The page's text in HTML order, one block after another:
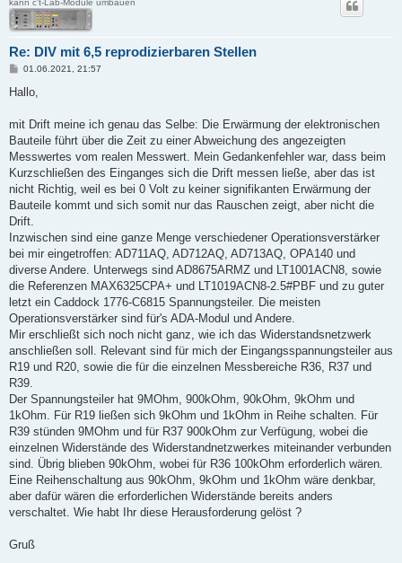
Re: DIV mit 6,5 reprodizierbaren Stellen
B
i
a
01.06.2021, 21:57
Hallo,
mit Drift meine ich genau das Selbe: Die Erwärmung der elektronischen
Bauteile führt über die Zeit zu einer Abweichung des angezeigten
Messwertes vom realen Messwert. Mein Gedankenfehler war, dass beim
Kurzschließen des Einganges sich die Drift messen ließe, aber das ist
nicht Richtig, weil es bei 0 Volt zu keiner signifikanten Erwärmung der
Bauteile kommt und sich somit nur das Rauschen zeigt, aber nicht die
Drift.
Inzwischen sind eine ganze Menge verschiedener Operationsverstärker
bei mir eingetroffen: AD711AQ, AD712AQ, AD713AQ, OPA140 und
diverse Andere. Unterwegs sind AD8675ARMZ und LT1001ACN8, sowie
die Referenzen MAX6325CPA+ und LT1019ACN8-2.5#PBF und zu guter
letzt ein Caddock 1776-C6815 Spannungsteiler. Die meisten
Operationsverstärker sind für's ADA-Modul und Andere.
Mir erschließt sich noch nicht ganz, wie ich das Widerstandsnetzwerk
anschließen soll. Relevant sind für mich der Eingangsspannungsteiler aus
R19 und R20, sowie die für die einzelnen Messbereiche R36, R37 und
R39.
Der Spannungsteiler hat 9MOhm, 900kOhm, 90kOhm, 9kOhm und
1kOhm. Für R19 ließen sich 9kOhm und 1kOhm in Reihe schalten. Für
R39 stünden 9MOhm und für R37 900kOhm zur Verfügung, wobei die
einzelnen Widerstände des Widerstandnetzwerkes miteinander verbunden
sind. Übrig blieben 90kOhm, wobei für R36 100kOhm erforderlich wären.
Eine Reihenschaltung aus 90kOhm, 9kOhm und 1kOhm wäre denkbar,
aber dafür wären die erforderlichen Widerstände bereits anders
verschaltet. Wie habt Ihr diese Herausforderung gelöst ?
Gruß